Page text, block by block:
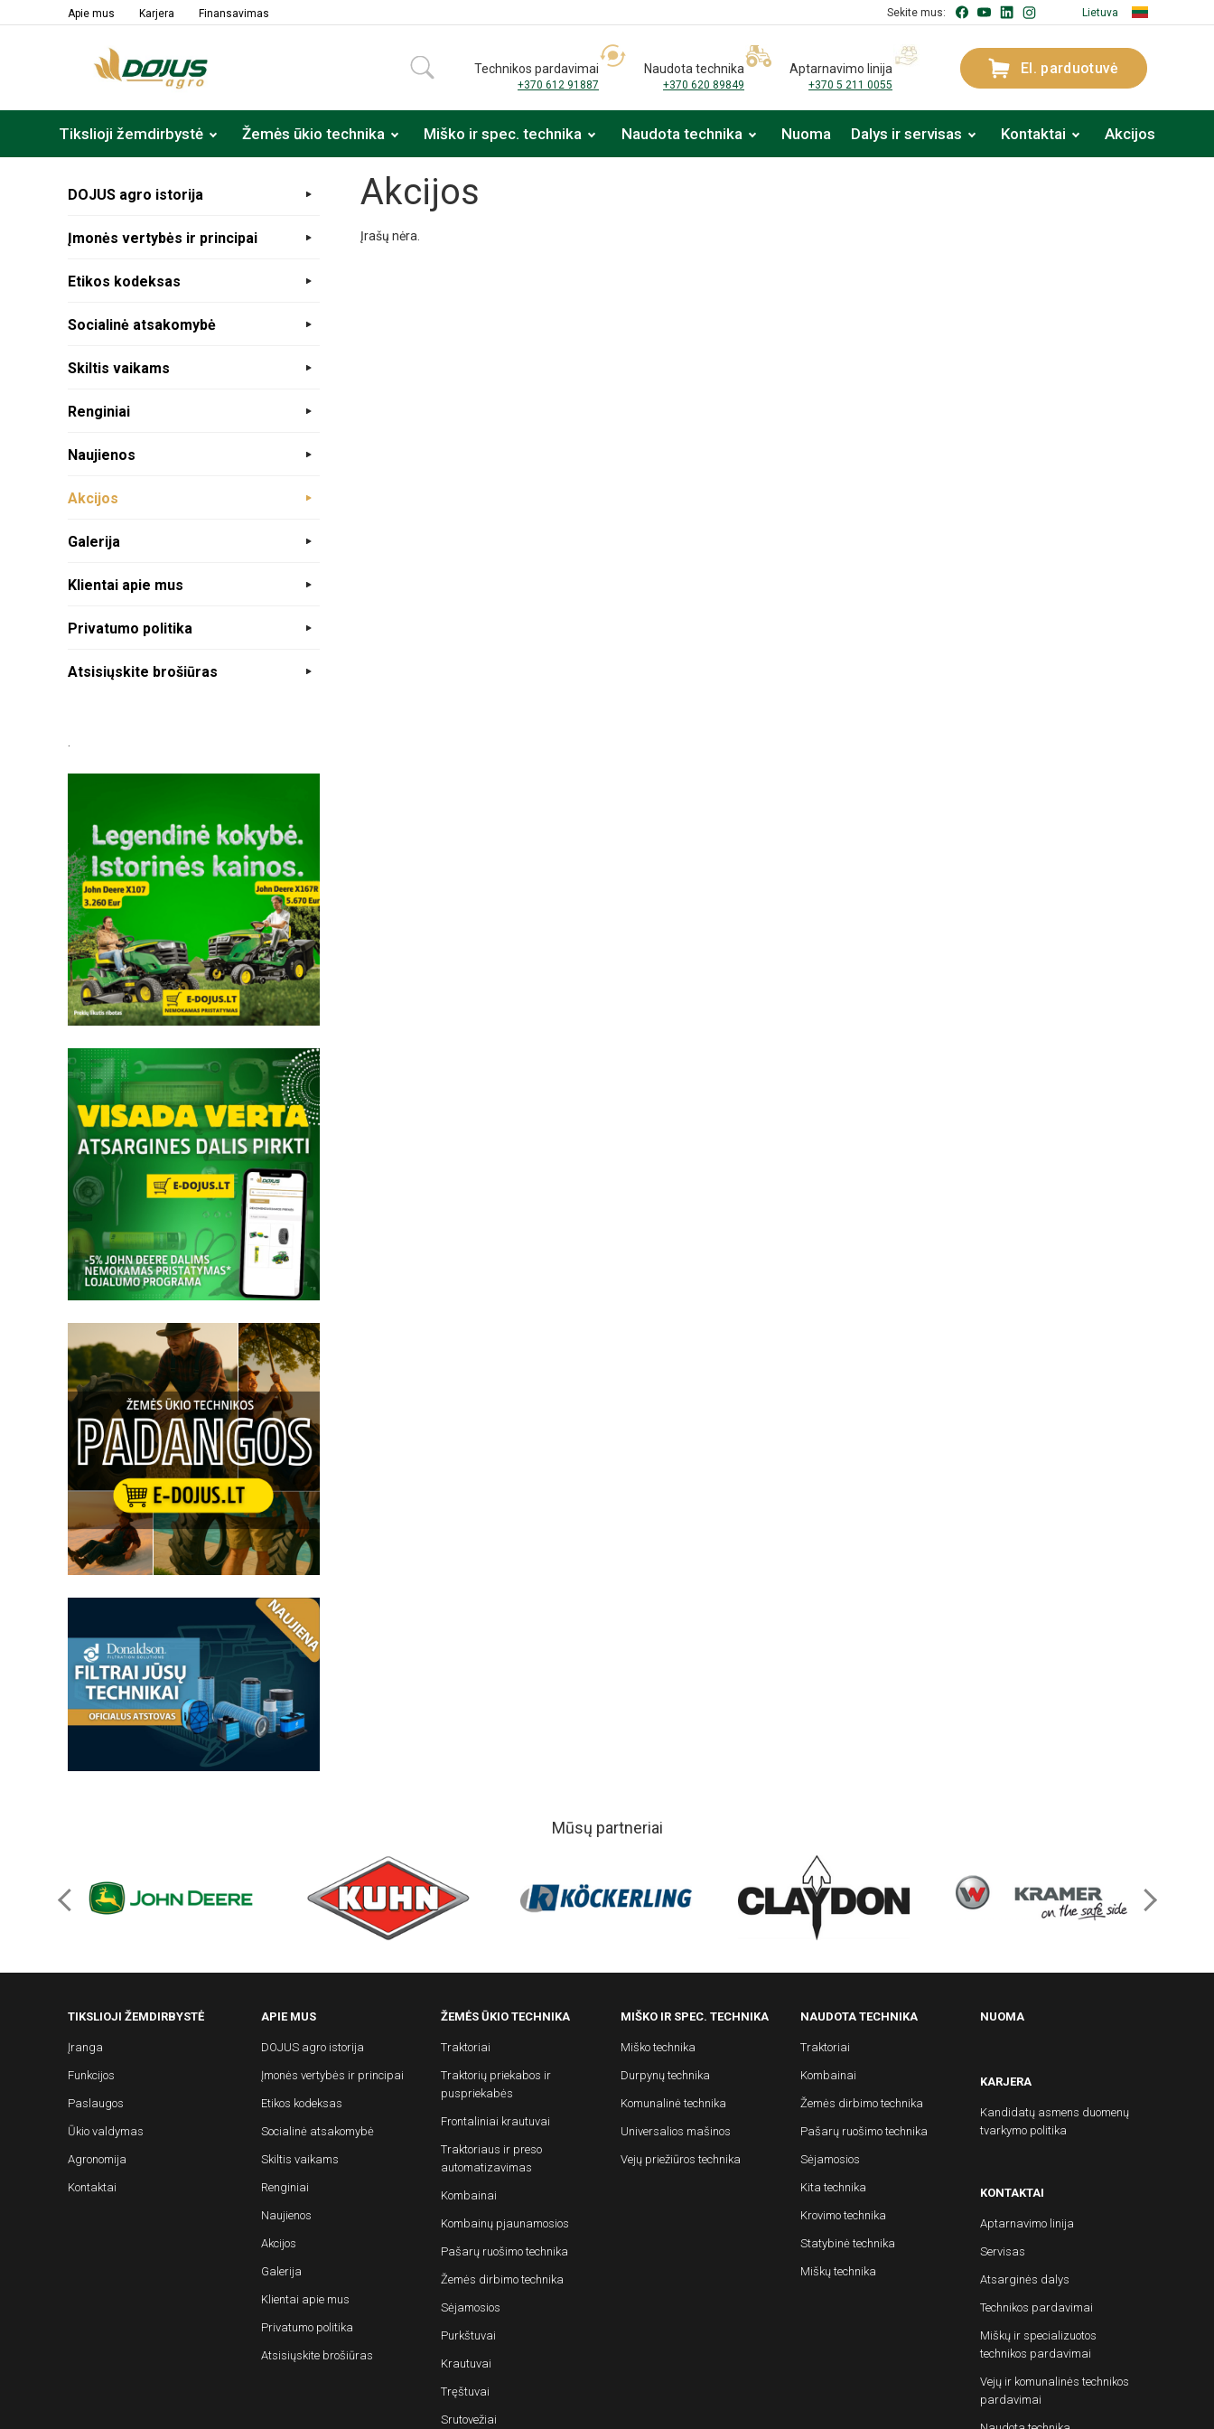
Apie mus Karjera Finansavimas Sekite mus: Lietuva
Technikos pardavimai
+370 612 91887
Naudota technika
+370 620 89849
Aptarnavimo linija
+370 5 211 0055
El. parduotuvė
Tikslioji žemdirbystė Žemės ūkio technika Miško ir spec. technika Naudota technika Nuoma Dalys ir servisas Kontaktai Akcijos
DOJUS agro istorija
Įmonės vertybės ir principai
Etikos kodeksas
Socialinė atsakomybė
Skiltis vaikams
Renginiai
Naujienos
Akcijos
Galerija
Klientai apie mus
Privatumo politika
Atsisiųskite brošiūras
.
Akcijos
Įrašų nėra.
Mūsų partneriai
TIKSLIOJI ŽEMDIRBYSTĖ
Įranga
Funkcijos
Paslaugos
Ūkio valdymas
Agronomija
Kontaktai
APIE MUS
DOJUS agro istorija
Įmonės vertybės ir principai
Etikos kodeksas
Socialinė atsakomybė
Skiltis vaikams
Renginiai
Naujienos
Akcijos
Galerija
Klientai apie mus
Privatumo politika
Atsisiųskite brošiūras
ŽEMĖS ŪKIO TECHNIKA
Traktoriai
Traktorių priekabos ir
puspriekabės
Frontaliniai krautuvai
Traktoriaus ir preso
automatizavimas
Kombainai
Kombainų pjaunamosios
Pašarų ruošimo technika
Žemės dirbimo technika
Sėjamosios
Purkštuvai
Krautuvai
Tręštuvai
Srutovežiai
MIŠKO IR SPEC. TECHNIKA
Miško technika
Durpynų technika
Komunalinė technika
Universalios mašinos
Vejų priežiūros technika
NAUDOTA TECHNIKA
Traktoriai
Kombainai
Žemės dirbimo technika
Pašarų ruošimo technika
Sėjamosios
Kita technika
Krovimo technika
Statybinė technika
Miškų technika
NUOMA
KARJERA
Kandidatų asmens duomenų
tvarkymo politika
KONTAKTAI
Aptarnavimo linija
Servisas
Atsarginės dalys
Technikos pardavimai
Miškų ir specializuotos
technikos pardavimai
Vejų ir komunalinės technikos
pardavimai